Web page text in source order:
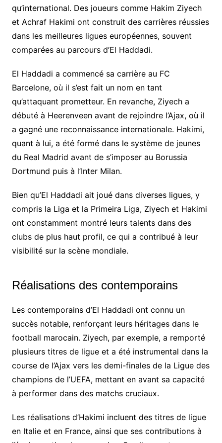
qu’international. Des joueurs comme Hakim Ziyech
et Achraf Hakimi ont construit des carrières réussies
dans les meilleures ligues européennes, souvent
comparées au parcours d’El Haddadi.
El Haddadi a commencé sa carrière au FC
Barcelone, où il s’est fait un nom en tant
qu’attaquant prometteur. En revanche, Ziyech a
débuté à Heerenveen avant de rejoindre l’Ajax, où il
a gagné une reconnaissance internationale. Hakimi,
quant à lui, a été formé dans le système de jeunes
du Real Madrid avant de s’imposer au Borussia
Dortmund puis à l’Inter Milan.
Bien qu’El Haddadi ait joué dans diverses ligues, y
compris la Liga et la Primeira Liga, Ziyech et Hakimi
ont constamment montré leurs talents dans des
clubs de plus haut profil, ce qui a contribué à leur
visibilité sur la scène mondiale.
Réalisations des contemporains
Les contemporains d’El Haddadi ont connu un
succès notable, renforçant leurs héritages dans le
football marocain. Ziyech, par exemple, a remporté
plusieurs titres de ligue et a été instrumental dans la
course de l’Ajax vers les demi-finales de la Ligue des
champions de l’UEFA, mettant en avant sa capacité
à performer dans des matchs cruciaux.
Les réalisations d’Hakimi incluent des titres de ligue
en Italie et en France, ainsi que ses contributions à